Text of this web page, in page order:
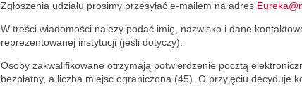
Zgłoszenia udziału prosimy przesyłać e-mailem na adres
W treści wiadomości należy podać imię, nazwisko i dane
reprezentowanej instytucji (jeśli dotyczy).
Osoby zakwalifikowane otrzymają potwierdzenie pocztą
bezpłatny, a liczba miejsc ograniczona (45). O przyjęciu decyduje